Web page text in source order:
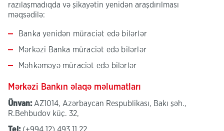
razılaşmadıqda və şikayətin yenidən araşdırılması
məqsədilə:
Banka yenidən müraciət edə bilərlər
Mərkəzi Banka müraciət edə bilərlər
Məhkəməyə müraciət edə bilərlər
Mərkəzi Bankın əlaqə məlumatları
Ünvan: AZ1014, Azərbaycan Respublikası, Bakı şəh.,
R.Behbudov küç. 32,
Tel: (+994 12) 493 11 22